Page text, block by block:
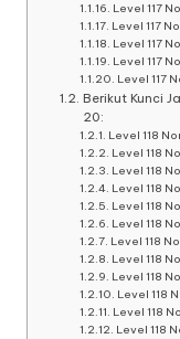
Level 117
Level 117
Level 117
Level 117
Level 117
Berikut Kunci
20:
Level 118
Level 118
Level 118
Level 118
Level 118
Level 118
Level 118
Level 118
Level 118
Level 118
Level 118
Level 118